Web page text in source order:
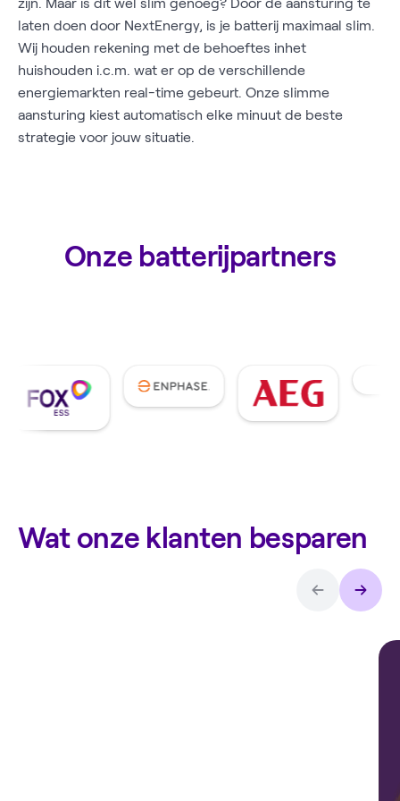
zijn. Maar is dit wel slim genoeg? Door de aansturing te
laten doen door NextEnergy, is je batterij maximaal slim.
Wij houden rekening met de behoeftes inhet
huishouden i.c.m. wat er op de verschillende
energiemarkten real-time gebeurt. Onze slimme
aansturing kiest automatisch elke minuut de beste
strategie voor jouw situatie.
Onze batterijpartners
Wat onze klanten besparen